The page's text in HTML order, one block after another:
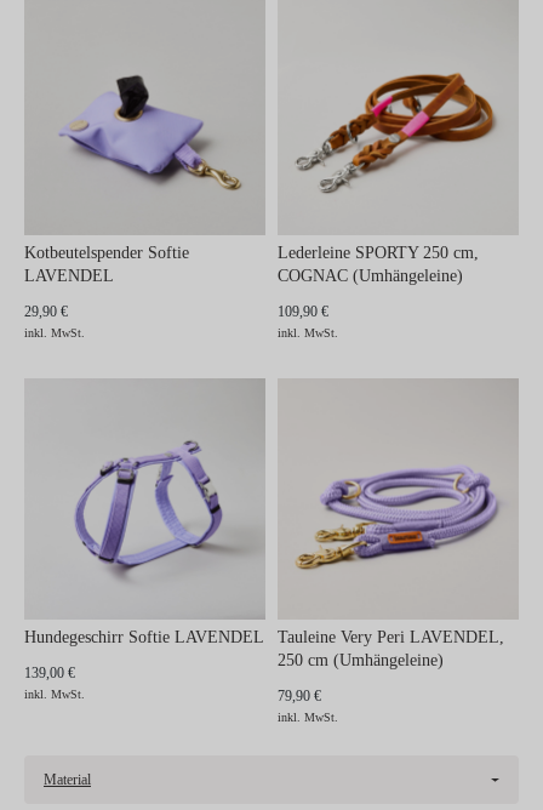
Kotbeutelspender Softie
LAVENDEL
29,90 €
inkl. MwSt.
Lederleine SPORTY 250 cm,
COGNAC (Umhängeleine)
109,90 €
inkl. MwSt.
Hundegeschirr Softie LAVENDEL
139,00 €
inkl. MwSt.
Tauleine Very Peri LAVENDEL,
250 cm (Umhängeleine)
79,90 €
inkl. MwSt.
Material